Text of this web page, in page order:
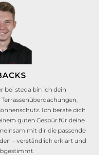
bei steda bin ich dein
Ich berate dich
guten Gespür für deine
mit dir die passende
– verständlich erklärt und